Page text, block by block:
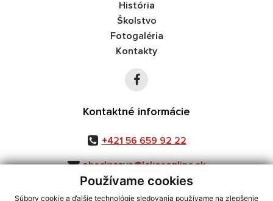
Používame cookies
Súbory cookie a ďalšie technológie sledovania používame na zlepšenie
História
Školstvo
Fotogaléria
Kontakty
Kontaktné informácie
+421 56 659 92 22
obeckrcava@lekosonline.sk